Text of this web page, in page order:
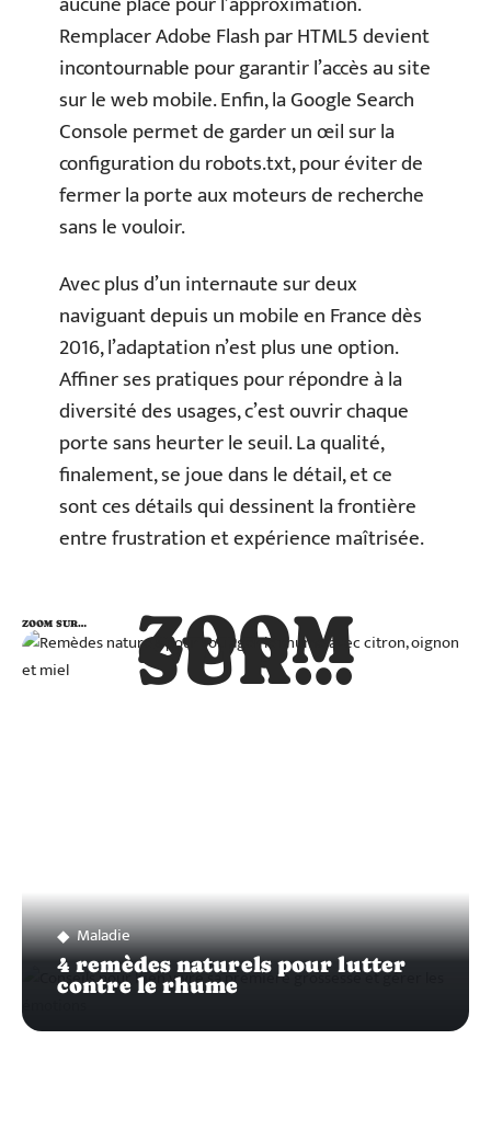
Remplacer Adobe Flash par HTML5 devient
incontournable pour garantir l’accès au site
sur le web mobile. Enfin, la Google Search
Console permet de garder un œil sur la
configuration du robots.txt, pour éviter de
fermer la porte aux moteurs de recherche
sans le vouloir.
Avec plus d’un internaute sur deux
naviguant depuis un mobile en France dès
2016, l’adaptation n’est plus une option.
Affiner ses pratiques pour répondre à la
diversité des usages, c’est ouvrir chaque
porte sans heurter le seuil. La qualité,
finalement, se joue dans le détail, et ce
sont ces détails qui dessinent la frontière
entre frustration et expérience maîtrisée.
ZOOM
SUR…
ZOOM SUR…
Maladie
4 remèdes naturels pour lutter
contre le rhume